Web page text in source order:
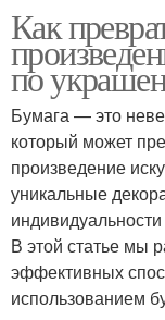
Как
по
Бумага — это
который может
произведение
уникальные
В этой статье мы
эффективных
использованием